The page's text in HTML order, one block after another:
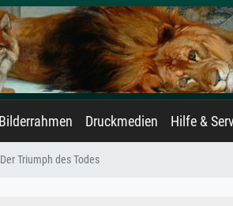
Bilderrahmen Druckmedien Hilfe &
Der Triumph des Todes